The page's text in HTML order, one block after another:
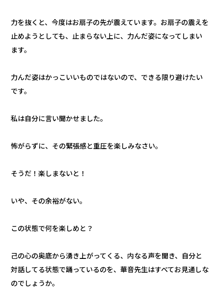
力を抜くと、今度はお扇子の先が震えています。お扇子の震えを
止めようとしても、止まらない上に、力んだ姿になってしまい
ます。
力んだ姿はかっこいいものではないので、できる限り避けたい
です。
私は自分に言い聞かせました。
怖がらずに、その緊張感と重圧を楽しみなさい。
そうだ！楽しまないと！
いや、その余裕がない。
この状態で何を楽しめと？
己の心の奥底から湧き上がってくる、内なる声を聞き、自分と
対話してる状態で踊っているのを、華音先生はすべてお見通しな
のでしょうか。